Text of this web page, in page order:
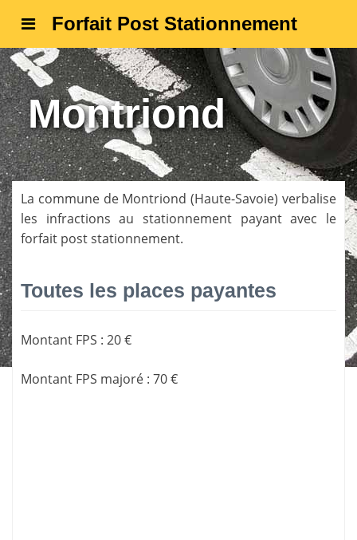
Forfait Post Stationnement
Montriond
La commune de Montriond (Haute-Savoie) verbalise
les infractions au stationnement payant avec le
forfait post stationnement.
Toutes les places payantes
Montant FPS : 20 €
Montant FPS majoré : 70 €